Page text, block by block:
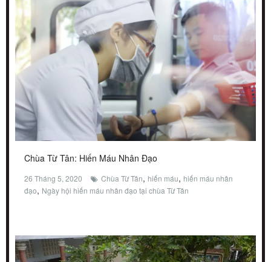
Chùa Từ Tân: Hiến Máu Nhân Đạo
26 Tháng 5, 2020 Chùa Từ Tân, hiến máu, hiến máu nhân
đạo, Ngày hội hiến máu nhân đạo tại chùa Từ Tân